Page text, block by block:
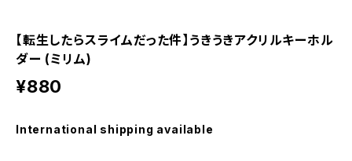
【転生したらスライムだった件】うきうきアクリルキーホル
ダー (ミリム)
¥880
International shipping available